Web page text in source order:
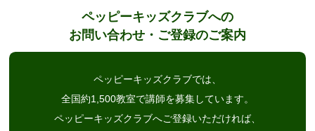
ペッピーキッズクラブへの
お問い合わせ・ご登録のご案内
ペッピーキッズクラブでは、
全国約1,500教室で講師を募集しています。
ペッピーキッズクラブへご登録いただければ、